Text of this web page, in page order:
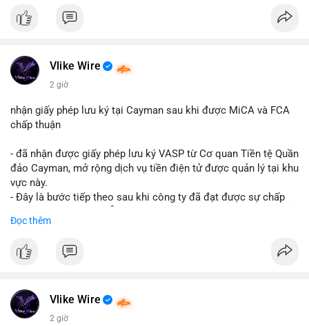
trong lĩnh vực blockchain.
$btc $eth
#vlikevn #titanbot
Vlike Wire
2 giờ
nhận giấy phép lưu ký tại Cayman sau khi được MiCA và FCA
chấp thuận
- đã nhận được giấy phép lưu ký VASP từ Cơ quan Tiền tệ Quần
đảo Cayman, mở rộng dịch vụ tiền điện tử được quản lý tại khu
vực này.
- Đây là bước tiếp theo sau khi công ty đã đạt được sự chấp
quy định toàn cầu.
một cách hợp pháp tại Cayman, thu hút thêm khách hàng tổ
tảng tiền điện tử tăng cường tuân thủ pháp lý để mở rộng hoạt
động.
Đọc thêm
Vlike Wire
2 giờ